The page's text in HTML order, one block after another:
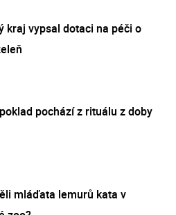
kraj vypsal dotaci na péči o
pochází z rituálu z doby
mláďata lemurů kata v